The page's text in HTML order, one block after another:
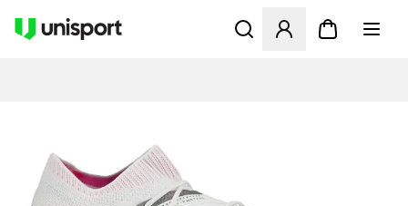
Öffnet ein Fenster zum